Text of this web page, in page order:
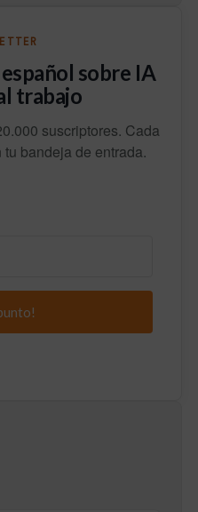
sobre IA
trabajo
suscriptores. Cada
bandeja de entrada.